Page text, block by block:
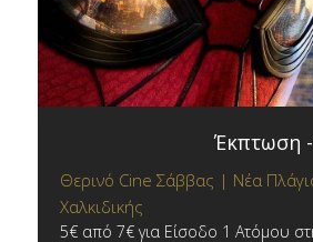
Έκπτωση
Θερινό Cine Σάββας | Νέα
Χαλκιδικής
5€ από 7€ για Είσοδο 1 Ατόμου